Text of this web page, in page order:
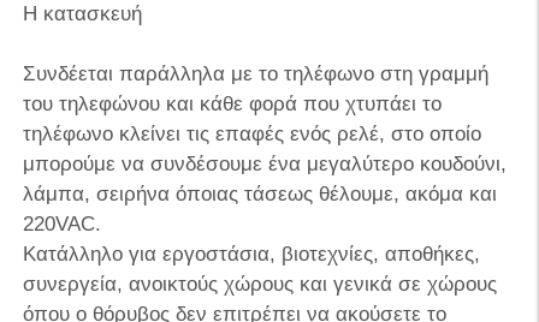
Η κατασκευή
Συνδέεται παράλληλα με το τηλέφωνο στη γραμμή
του τηλεφώνου και κάθε φορά που χτυπάει το
τηλέφωνο κλείνει τις επαφές ενός ρελέ, στο οποίο
μπορούμε να συνδέσουμε ένα μεγαλύτερο κουδούνι,
λάμπα, σειρήνα όποιας τάσεως θέλουμε, ακόμα και
220VAC.
Κατάλληλο για εργοστάσια, βιοτεχνίες, αποθήκες,
συνεργεία, ανοικτούς χώρους και γενικά σε χώρους
όπου ο θόρυβος δεν επιτρέπει να ακούσετε το